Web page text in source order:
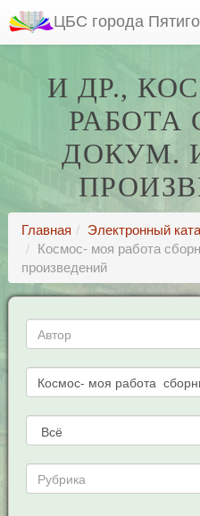
ЦБС города
И ДР.,
РАБОТА
ДОКУМ.
Главная
Электронный
Космос- моя работа
произведений